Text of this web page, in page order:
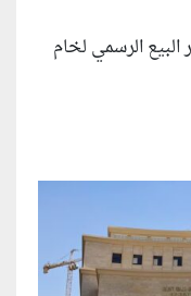
الرسمي لخام